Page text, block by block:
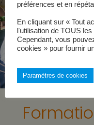
préférences et en
En cliquant sur « Tout
l'utilisation de TOUS
Cependant, vous
cookies » pour fournir
Paramètres de cookies